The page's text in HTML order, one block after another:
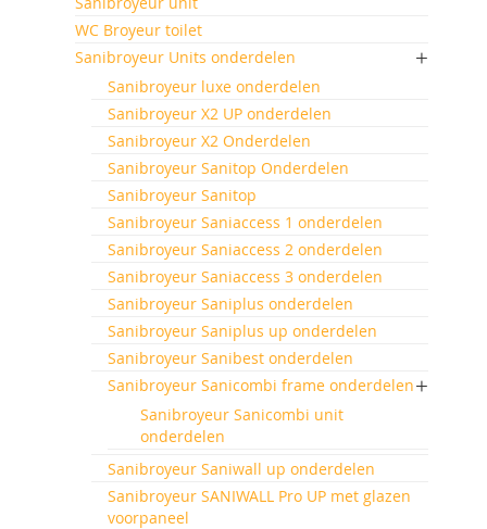
WC Broyeur toilet
Sanibroyeur Units onderdelen
Sanibroyeur luxe onderdelen
Sanibroyeur X2 UP onderdelen
Sanibroyeur X2 Onderdelen
Sanibroyeur Sanitop Onderdelen
Sanibroyeur Sanitop
Sanibroyeur Saniaccess 1 onderdelen
Sanibroyeur Saniaccess 2 onderdelen
Sanibroyeur Saniaccess 3 onderdelen
Sanibroyeur Saniplus onderdelen
Sanibroyeur Saniplus up onderdelen
Sanibroyeur Sanibest onderdelen
Sanibroyeur Sanicombi frame onderdelen
Sanibroyeur Sanicombi unit
onderdelen
Sanibroyeur Saniwall up onderdelen
Sanibroyeur SANIWALL Pro UP met glazen
voorpaneel